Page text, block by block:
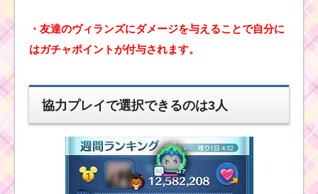
・友達のヴィランズにダメージを与えることで自分に
はガチャポイントが付与されます。
協力プレイで選択できるのは3人